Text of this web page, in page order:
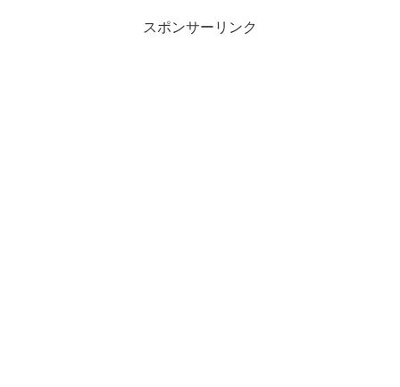
スポンサーリンク